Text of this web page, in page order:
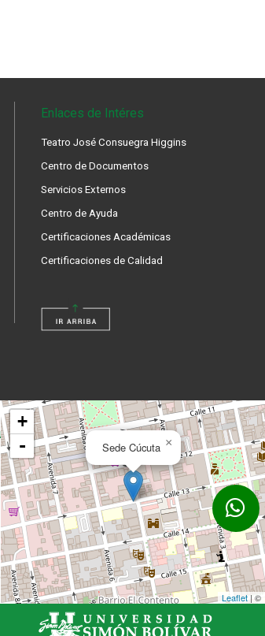
Enlaces de Intéres
Teatro José Consuegra Higgins
Centro de Documentos
Servicios Externos
Centro de Ayuda
Certificaciones Académicas
Certificaciones de Calidad
×
Sede Cúcuta
+
-
Leaflet | ©